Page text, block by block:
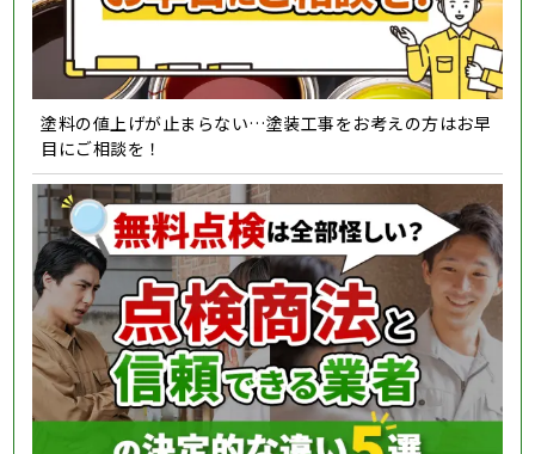
塗料の値上げが止まらない…塗装工事をお考えの方はお早
目にご相談を！